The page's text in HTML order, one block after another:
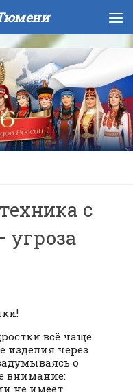
с
угроза
всё чаще
изделия через
о
внимание:
не имеет